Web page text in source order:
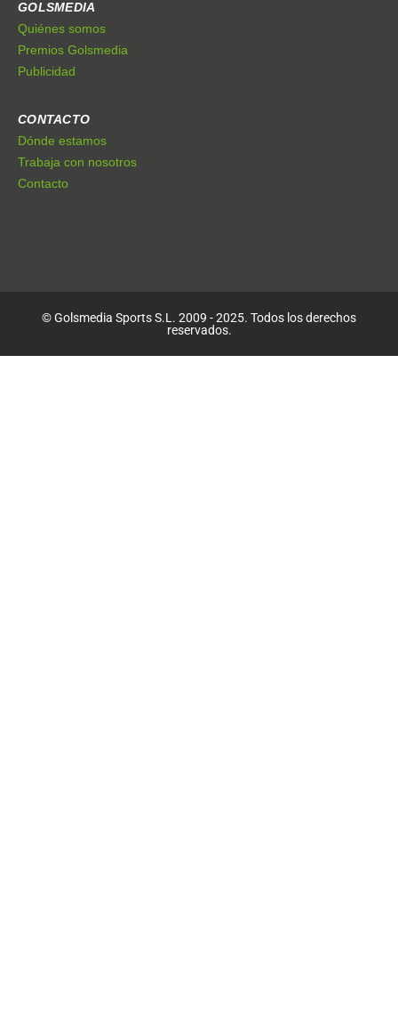
GOLSMEDIA
Quiénes somos
Premios Golsmedia
Publicidad
CONTACTO
Dónde estamos
Trabaja con nosotros
Contacto
© Golsmedia Sports S.L. 2009 - 2025. Todos los derechos
reservados.